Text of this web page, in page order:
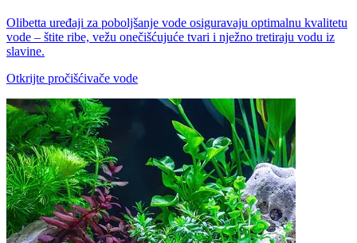
Olibetta uređaji za poboljšanje vode osiguravaju optimalnu kvalitetu
vode – štite ribe, vežu onečišćujuće tvari i nježno tretiraju vodu iz
slavine.
Otkrijte pročišćivače vode